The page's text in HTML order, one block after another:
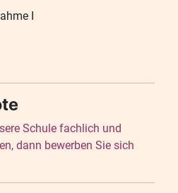
I
Schule fachlich und
dann bewerben Sie sich